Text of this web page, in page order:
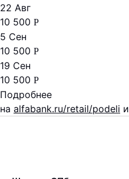
22 Авг
10 500 Р
5 Сен
10 500 Р
19 Сен
10 500 Р
Подробнее
на alfabank.ru/retail/podeli и